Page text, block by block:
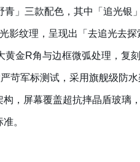
」三款配色，其中「追光银
影纹理，呈现出「去追光去
金R角与边框微弧处理，复
苛军标测试，采用旗舰级防
，屏幕覆盖超抗摔晶盾玻璃
。